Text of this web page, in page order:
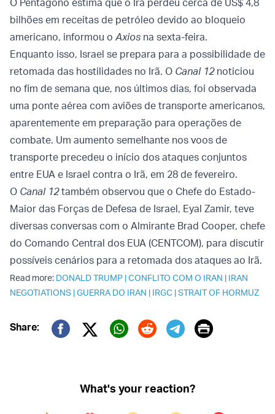
O Pentágono estima que o Irã perdeu cerca de US$ 4,8
bilhões em receitas de petróleo devido ao bloqueio
americano, informou oAxios na sexta-feira.
Enquanto isso, Israel se prepara para a possibilidade de
retomada das hostilidades no Irã. O Canal 12noticiou
no fim de semana que, nos últimos dias, foi observada
uma ponte aérea com aviões de transporte americanos,
aparentemente em preparação para operações de
combate. Um aumento semelhante nos voos de
transporte precedeu o início dos ataques conjuntos
entre EUA e Israel contra o Irã, em 28 de fevereiro.
O Canal 12também observou que o Chefe do Estado-
Maior das Forças de Defesa de Israel, Eyal Zamir, teve
diversas conversas com o Almirante Brad Cooper, chefe
do Comando Central dos EUA (CENTCOM), para discutir
possíveis cenários para a retomada dos ataques ao Irã.
Read more: DONALD TRUMP |CONFLITO COM O IRAN | IRAN
NEGOTIATIONS |GUERRA DO IRAN | IRGC |STRAIT OF HORMUZ
Share:
Twitter (X)
Print